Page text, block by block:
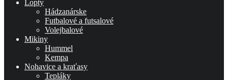
Lopty
Hádzanárske
Futbalové a futsalové
Volejbalové
Mikiny
Hummel
Kempa
Nohavice a kraťasy
Tepláky